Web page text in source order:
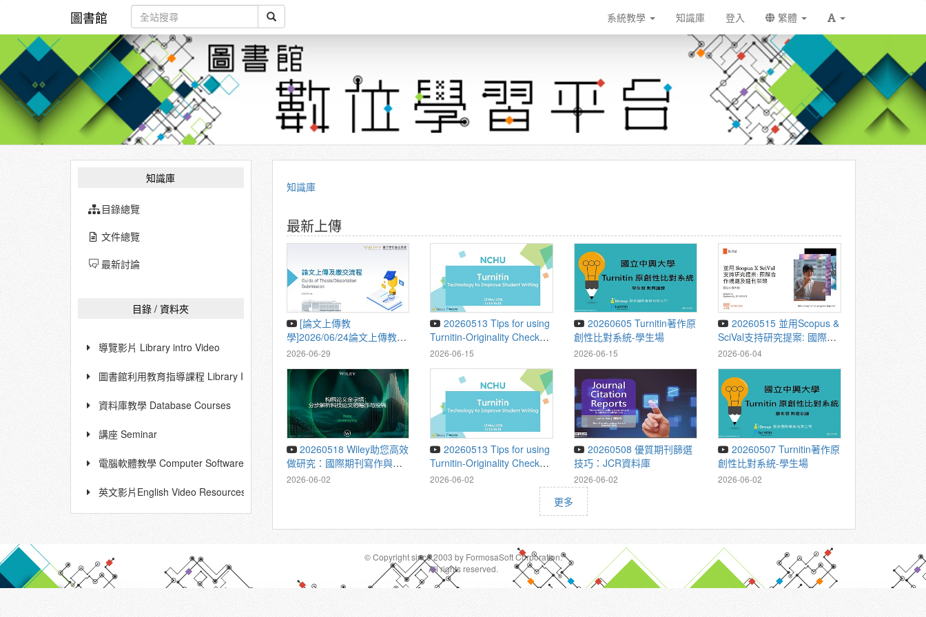
圖書館 系統教學 知識庫 登入 繁體
知識庫
目錄總覽
文件總覽
最新討論
目錄 / 資料夾
導覽影片 Library intro Video
圖書館利用教育指導課程 Library Instruction Courses
資料庫教學 Database Courses
講座 Seminar
電腦軟體教學 Computer Software Instruction
英文影片English Video Resources
知識庫
最新上傳
[論文上傳教
學]2026/06/24論文上傳教學
課程
2026-06-29
Turnitin-Originality Check
System
2026-06-15
創性比對系統-學生場
2026-06-15
SciVal支持研究提案: 國際合
作規劃及選刊策略
2026-06-04
20260518 Wiley助您高效
做研究：國際期刊寫作與投
稿全攻略
2026-06-02
Turnitin-Originality Check
System
2026-06-02
技巧：JCR資料庫
2026-06-02
創性比對系統-學生場
2026-06-02
更多
© Copyright since 2003 by FormosaSoft Corporation.
All rights reserved.